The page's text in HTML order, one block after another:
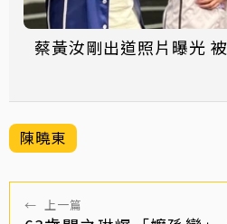
蔡
陳曉東
← 上一篇